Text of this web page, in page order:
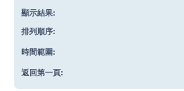
顯示結果:
排列順序:
時間範圍:
返回第一頁: